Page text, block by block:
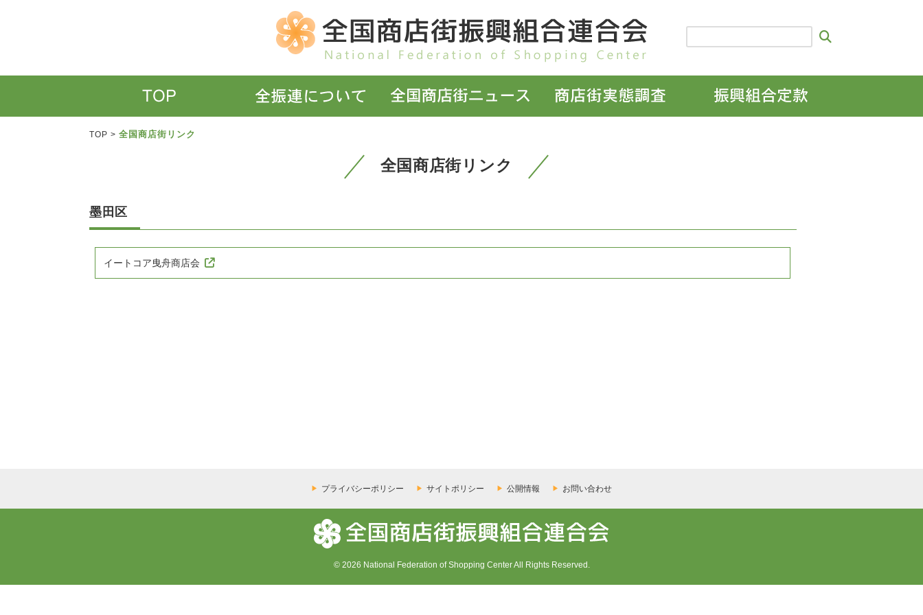
TOP > 全国商店街リンク
全国商店街リンク
墨田区
イートコア曳舟商店会
プライバシーポリシー サイトポリシー 公開情報 お問い合わせ
© 2026 National Federation of Shopping Center All Rights Reserved.